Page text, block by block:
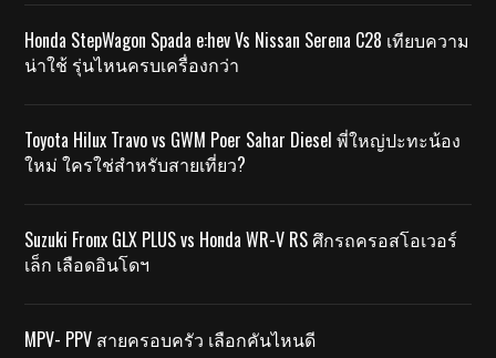
Honda StepWagon Spada e:hev Vs Nissan Serena C28 เทียบความ
น่าใช้ รุ่นไหนครบเครื่องกว่า
Toyota Hilux Travo vs GWM Poer Sahar Diesel พี่ใหญ่ปะทะน้อง
ใหม่ ใครใช่สำหรับสายเที่ยว?
Suzuki Fronx GLX PLUS vs Honda WR-V RS ศึกรถครอสโอเวอร์
เล็ก เลือดอินโดฯ
MPV- PPV สายครอบครัว เลือกคันไหนดี